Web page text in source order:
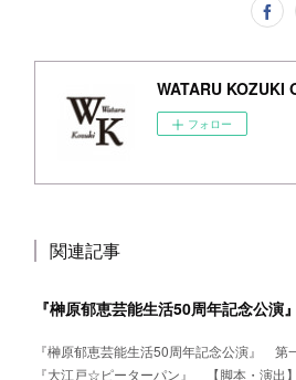
WATARU KOZUKI
フォロー
関連記事
『榊原郁恵芸能生活50周年記念公演』
『榊原郁恵芸能生活50周年記念公演』 第
『大江戸☆ピーターパン』 【脚本・演出